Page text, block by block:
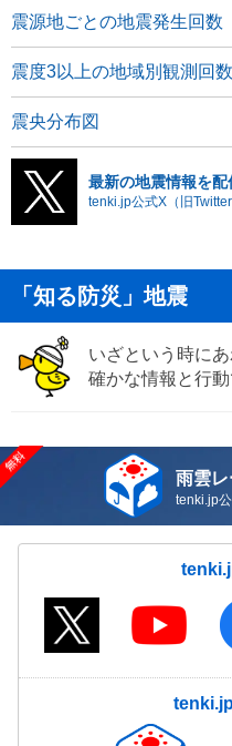
震源地ごとの地震発生回数
震度3以上の地域別観測回数
震央分布図
最新の地震情報を配
tenki.jp公式X（旧
「知る防災」地震
いざという時に
確かな情報と行
雨雲レ
tenki.jp